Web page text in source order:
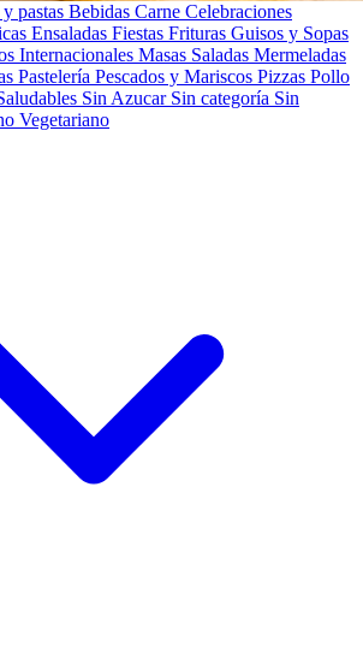
pastas Bebidas Carne Celebraciones
Ensaladas Fiestas Frituras Guisos y Sopas
Internacionales Masas Saladas Mermeladas
Pastelería Pescados y Mariscos Pizzas Pollo
Sin Azucar Sin categoría Sin
Vegetariano